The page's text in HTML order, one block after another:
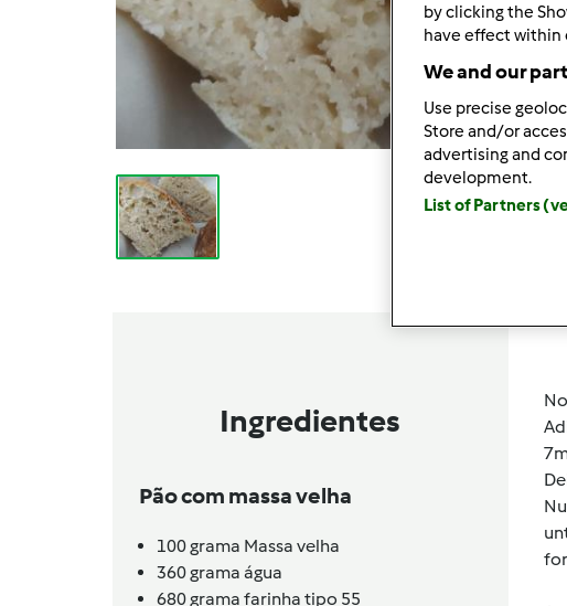
Ingredientes
Pão com massa velha
100grama Massa velha
360grama água
680grama farinha tipo 55
by clicking the
have effect within
We and our
Use precise
Store and/or
advertising and
development.
List of Partners